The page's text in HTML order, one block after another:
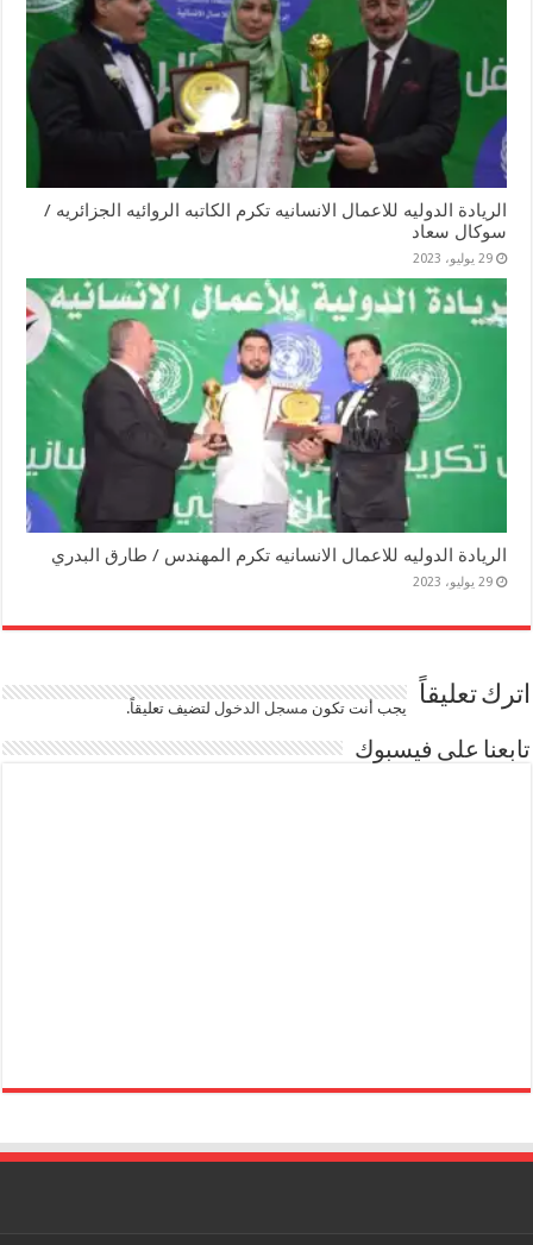
الريادة الدوليه للاعمال الانسانيه تكرم الكاتبه الروائيه الجزائريه /
سوكال سعاد
29 يوليو، 2023
الريادة الدوليه للاعمال الانسانيه تكرم المهندس / طارق البدري
29 يوليو، 2023
اترك تعليقاً يجب أنت تكون مسجل الدخوللتضيف تعليقاً.
تابعنا على فيسبوك